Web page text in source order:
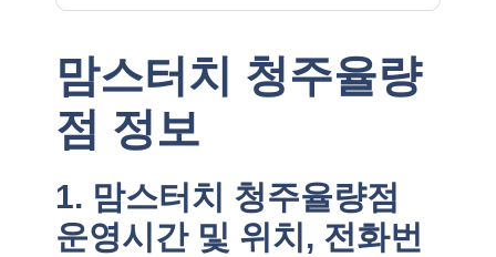
맘스터치 청주율량
점 정보
1. 맘스터치 청주율량점
운영시간 및 위치, 전화번